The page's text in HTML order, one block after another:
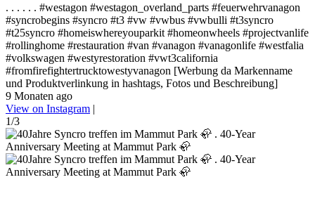
. . . . . . #westagon #westagon_overland_parts #feuerwehrvanagon
#syncrobegins #syncro #t3 #vw #vwbus #vwbulli #t3syncro
#t25syncro #homeiswhereyouparkit #homeonwheels #projectvanlife
#rollinghome #restauration #van #vanagon #vanagonlife #westfalia
#volkswagen #westyrestoration #vwt3california
#fromfirefightertrucktowestyvanagon [Werbung da Markenname
und Produktverlinkung in hashtags, Fotos und Beschreibung]
9 Monaten ago
View on Instagram |
1/3